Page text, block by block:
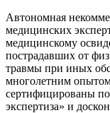
Автономная
медицинских
медицинскому
пострадавших от
травмы при иных
многолетним
сертифицированы
экспертиза» и